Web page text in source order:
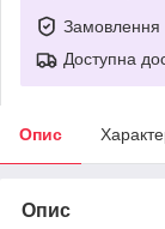
Замовлення
Доступна
Опис
Опис